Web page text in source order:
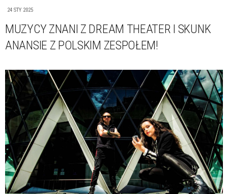
24 STY 2025
MUZYCY ZNANI Z DREAM THEATER I SKUNK
ANANSIE Z POLSKIM ZESPOŁEM!